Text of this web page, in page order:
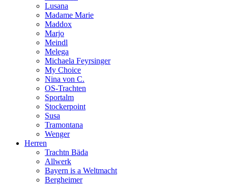
Lusana
Madame Marie
Maddox
Marjo
Meindl
Melega
Michaela Feyrsinger
My Choice
Nina von C.
OS-Trachten
Sportalm
Stockerpoint
Susa
Tramontana
Wenger
Herren
Trachtn Bäda
Allwerk
Bayern is a Weltmacht
Bergheimer